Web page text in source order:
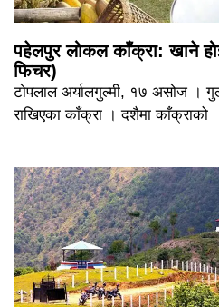
पहेलपुर लोकल काँक्रा: खाने
फिचर)
टोपलाल अर्यालगुल्मी, १७ असोज ।
राखिएका काँक्रा । दशैमा काँक्राको